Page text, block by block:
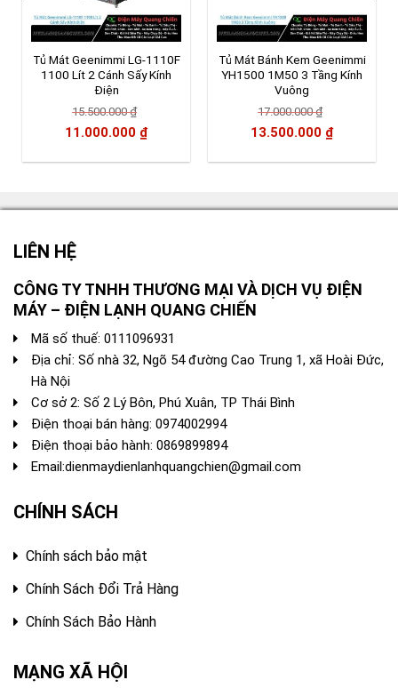
Tủ Mát Geenimmi LG-1110F
1100 Lít 2 Cánh Sấy Kính
Điện
15.500.000₫
Giá
11.000.000 ₫Giá
Tủ Mát Bánh Kem Geenimmi
YH1500 1M50 3 Tầng Kính
Vuông
17.000.000₫
Giá
13.500.000 ₫Giá
LIÊN HỆ
CÔNG TY TNHH THƯƠNG MẠI VÀ DỊCH VỤ ĐIỆN
MÁY – ĐIỆN LẠNH QUANG CHIẾN
Mã số thuế: 0111096931
Địa chỉ: Số nhà 32, Ngõ 54 đường Cao Trung 1, xã Hoài Đức,
Hà Nội
Cơ sở 2: Số 2 Lý Bôn, Phú Xuân, TP Thái Bình
Điện thoại bán hàng: 0974002994
Điện thoại bảo hành: 0869899894
Email:dienmaydienlanhquangchien@gmail.com
CHÍNH SÁCH
Chính sách bảo mật
Chính Sách Đổi Trả Hàng
Chính Sách Bảo Hành
MẠNG XÃ HỘI